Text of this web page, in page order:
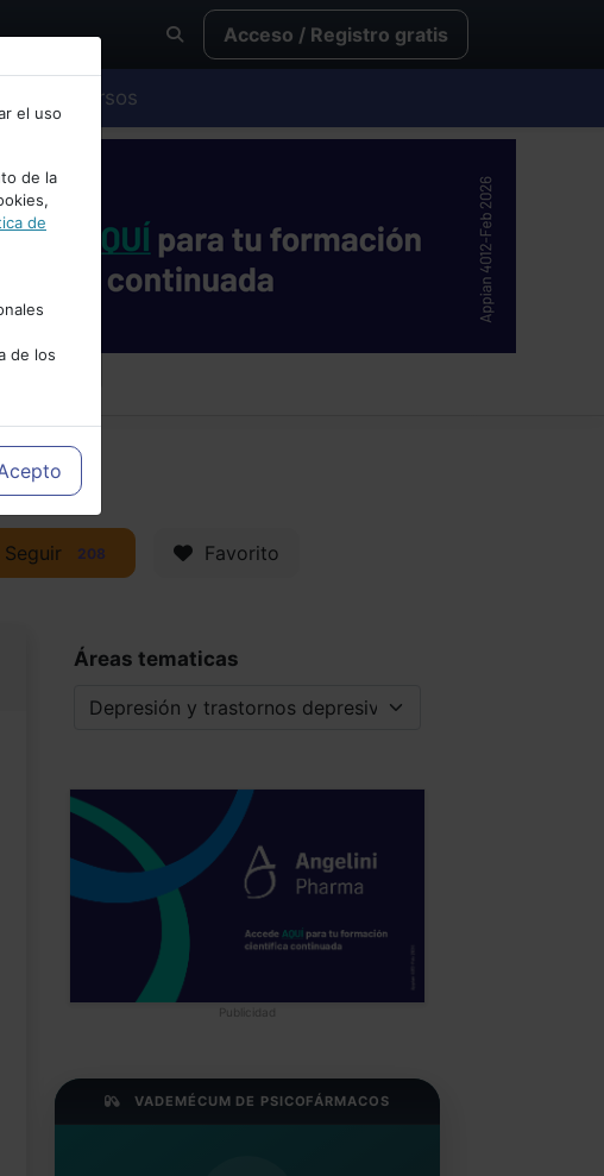
Acceso / Registro gratis
Cursos
el uso
de la
de
de los
más
Seguir 208 Favorito
Áreas tematicas
Publicidad
VADEMÉCUM DE PSICOFÁRMACOS